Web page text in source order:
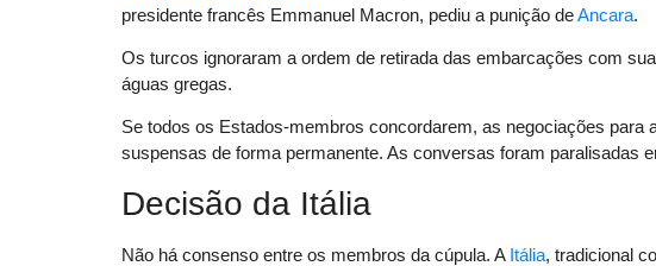
presidente francês Emmanuel Macron, pediu a punição deAncara.
Os turcos ignoraram a ordem de retirada das embarcações com
águas gregas.
Se todos os Estados-membros concordarem, as negociações para
suspensas de forma permanente. As conversas foram paralisadas
Decisão da Itália
Não há consenso entre os membros da cúpula. A Itália, tradicional